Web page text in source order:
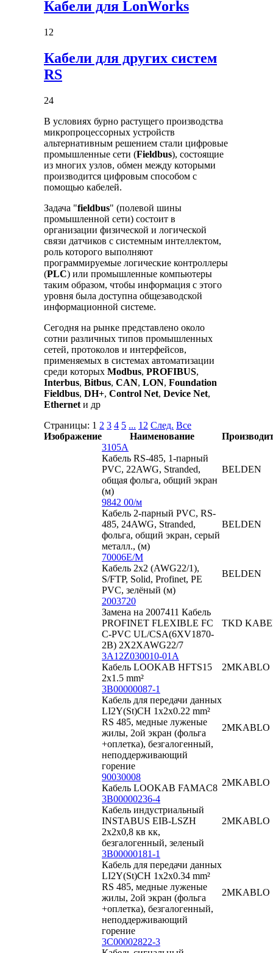
Кабели для LonWorks
12
Кабели для других систем
RS
24
В условиях бурно растущего производства
микропроцессорных устройств
альтернативным решением стали цифровые
промышленные сети (Fieldbus), состоящие
из многих узлов, обмен между которыми
производится цифровым способом с
помощью кабелей.
Задача "fieldbus" (полевой шины
промышленной сети) состоит в
организации физической и логической
связи датчиков с системным интеллектом,
роль которого выполняют
программируемые логические контроллеры
(PLC) или промышленные компьютеры
таким образом, чтобы информация с этого
уровня была доступна общезаводской
информационной системе.
Сегодня на рынке представлено около
сотни различных типов промышленных
сетей, протоколов и интерфейсов,
применяемых в системах автоматизации
среди которых Modbus, PROFIBUS,
Interbus, Bitbus, CAN, LON, Foundation
Fieldbus, DH+, Control Net, Device Net,
Ethernet и др
Страницы: 1 2 3 4 5 ... 12 След. Все
Изображение
Наименование
3105A
Кабель RS-485, 1-парный
PVC, 22AWG, Stranded,
общая фольга, общий экран
(м)
BELDEN
9842 00/м
Кабель 2-парный PVC, RS-
485, 24AWG, Stranded,
фольга, общий экран, серый
металл., (м)
BELDEN
70006E/М
Кабель 2x2 (AWG22/1),
S/FTP, Solid, Profinet, PE
PVC, зелёный (м)
BELDEN
2003720
Замена на 2007411 Кабель
PROFINET FLEXIBLE FC
C-PVC UL/CSA(6XV1870-
2B) 2X2XAWG22/7
TKD
3A12Z030010-01A
Кабель LOOKAB HFTS15
2x1.5 mm²
2MKABLO
3B00000087-1
Кабель для передачи данных
LI2Y(St)CH 1x2x0.22 mm²
RS 485, медные луженые
жилы, 2ой экран (фольга
+оплетка), безгалогенный,
неподдерживающий
горение
2MKABLO
90030008
Кабель LOOKAB FAMAC8
2MKABLO
3B00000236-4
Кабель индустриальный
INSTABUS EIB-LSZH
2x2x0,8 кв кк,
безгалогенный, зеленый
2MKABLO
3B00000181-1
Кабель для передачи данных
LI2Y(St)CH 1x2x0.34 mm²
RS 485, медные луженые
жилы, 2ой экран (фольга
+оплетка), безгалогенный,
неподдерживающий
горение
2MKABLO
3C00002822-3